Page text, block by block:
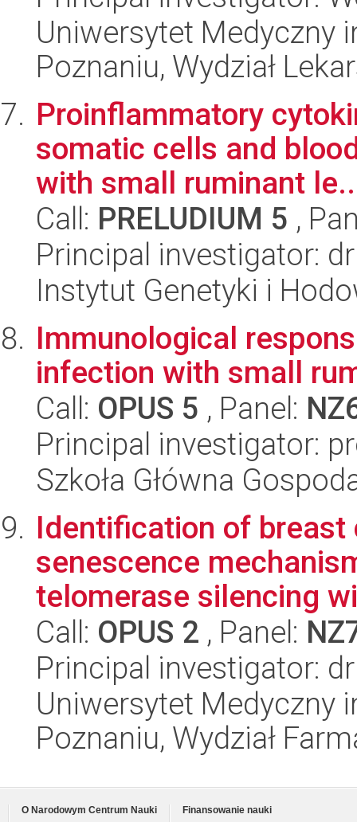
Uniwersytet Medyczny
Poznaniu, Wydział
Proinflammatory
somatic cells and
with small ruminant
Call: PRELUDIUM 5 ,
Principal investigator:
Instytut Genetyki i
Immunological
infection with small
Call: OPUS 5 , Panel:
Principal investigator:
Szkoła Główna
Identification of
senescence
telomerase silencing
Call: OPUS 2 , Panel:
Principal investigator:
Uniwersytet Medyczny
Poznaniu, Wydział
O Narodowym Centrum Nauki
Finansowanie nauki